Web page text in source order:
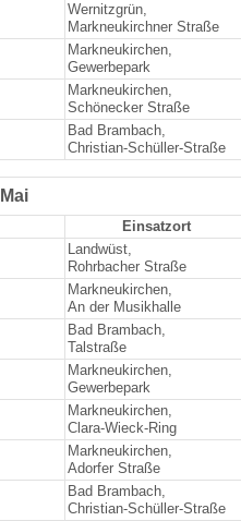
Wernitzgrün,
Markneukirchner Straße
Markneukirchen,
Gewerbepark
Markneukirchen,
Schönecker Straße
Bad Brambach,
Christian-Schüller-Straße
Mai
Einsatzort
Landwüst,
Rohrbacher Straße
Markneukirchen,
An der Musikhalle
Bad Brambach,
Talstraße
Markneukirchen,
Gewerbepark
Markneukirchen,
Clara-Wieck-Ring
Markneukirchen,
Adorfer Straße
Bad Brambach,
Christian-Schüller-Straße